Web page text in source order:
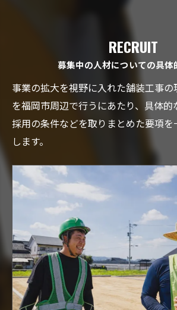
募集中の人材についての具体
RECRUIT
事業の拡大を視野に入れた舗装工事
を福岡市周辺で行うにあたり、具体
採用の条件などを取りまとめた要項
します。